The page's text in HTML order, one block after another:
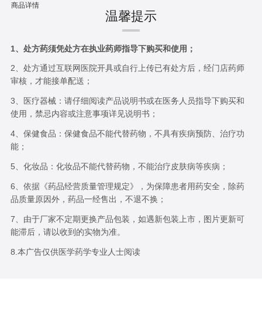
商品详情
温馨提示
1、处方药须凭处方在执业药师指导下购买和使用；
2、处方通过互联网医院开具或自行上传已有处方后，经门店药师
审核，才能接单配送；
3、医疗器械：请仔细阅读产品说明书或在医务人员指导下购买和
使用，禁忌内容或注意事项详见说明书；
4、保健食品：保健食品不能代替药物，不具有疾病预防、治疗功
能；
5、化妆品：化妆品不能代替药物，不能治疗皮肤病等疾病；
6、依据《药品经营质量管理规定》，为保障患者用药安全，除药
品质量原因外，药品一经售出，不退不换；
7、由于厂家不定期更换产品包装，如遇新包装上市，图片更新可
能滞后，请以收到的实物为准。
8.本广告仅供医学药学专业人士阅读